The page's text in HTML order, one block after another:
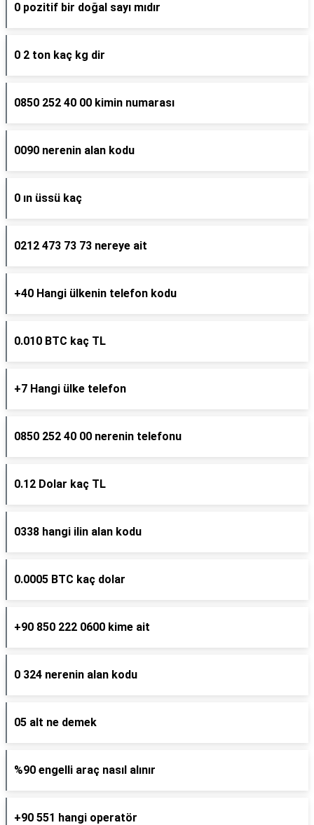
0 pozitif bir doğal sayı mıdır
0 2 ton kaç kg dir
0850 252 40 00 kimin numarası
0090 nerenin alan kodu
0 ın üssü kaç
0212 473 73 73 nereye ait
+40 Hangi ülkenin telefon kodu
0.010 BTC kaç TL
+7 Hangi ülke telefon
0850 252 40 00 nerenin telefonu
0.12 Dolar kaç TL
0338 hangi ilin alan kodu
0.0005 BTC kaç dolar
+90 850 222 0600 kime ait
0 324 nerenin alan kodu
05 alt ne demek
%90 engelli araç nasıl alınır
+90 551 hangi operatör